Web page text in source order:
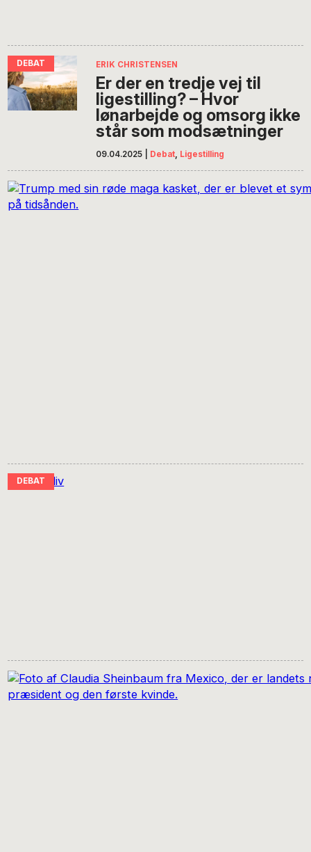
ERIK CHRISTENSEN
Er der en tredje vej til
ligestilling? – Hvor
lønarbejde og omsorg ikke
står som modsætninger
09.04.2025 Debat Ligestilling